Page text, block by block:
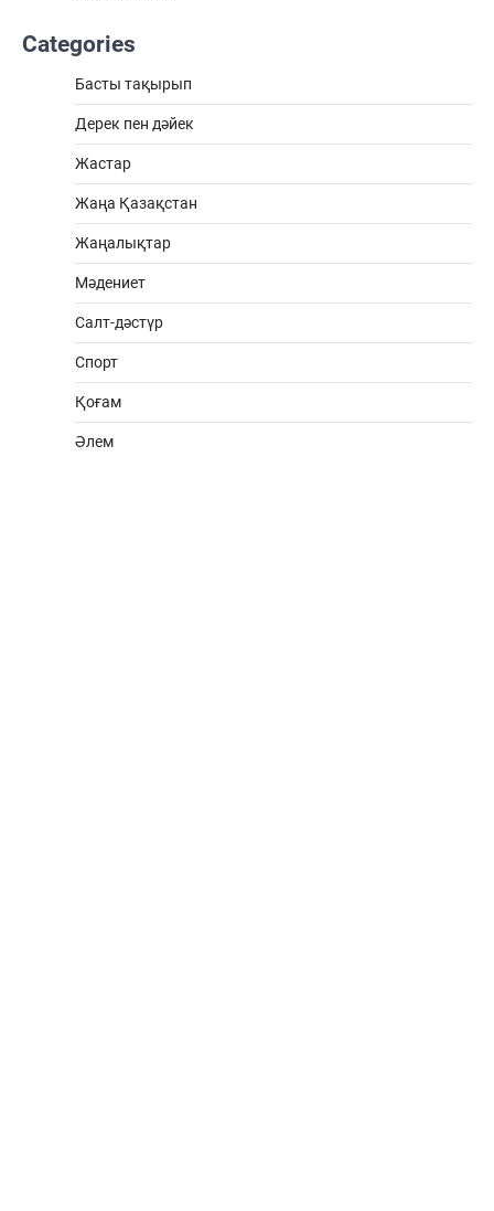
Categories
Басты тақырып
Дерек пен дәйек
Жастар
Жаңа Қазақстан
Жаңалықтар
Мәдениет
Салт-дәстүр
Спорт
Қоғам
Әлем